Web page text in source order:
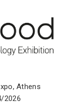
Athens
2026